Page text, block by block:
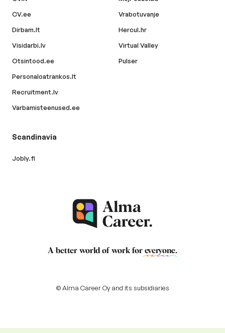
CV.ee
Dirbam.lt
Visidarbi.lv
Otsintood.ee
Personaloatrankos.lt
Recruitment.lv
Varbamisteenused.ee
Vrabotuvanje
Hercul.hr
Virtual Valley
Pulser
Scandinavia
Jobly.fi
A better world of work for everyone.
© Alma Career Oy and its subsidiaries